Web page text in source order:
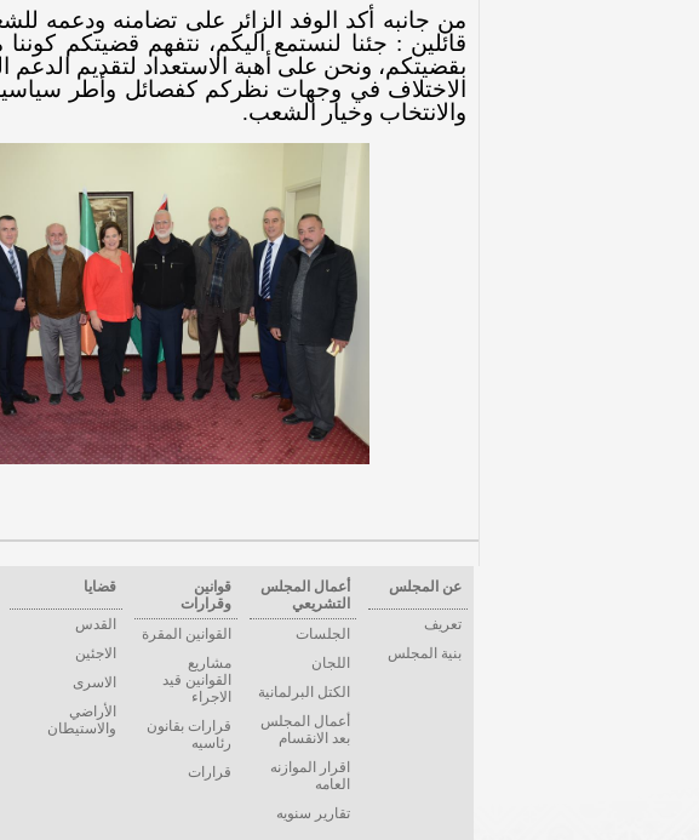
من جانبه أكد الوفد الزائر على تضامنه ودعمه
قائلين : جئنا لنستمع اليكم، نتفهم قضيتكم
بقضيتكم، ونحن على أهبة الاستعداد لتقديم
الاختلاف في وجهات نظركم كفصائل وأطر
والانتخاب وخيار الشعب.
عن المجلس
تعريف
بنية المجلس
أعمال المجلس
التشريعي
الجلسات
اللجان
الكتل البرلمانية
أعمال المجلس
بعد الانقسام
اقرار الموازنه
العامه
تقارير سنويه
قوانين
وقرارات
القوانين المقرة
مشاريع
القوانين قيد
الاجراء
قرارات بقانون
رئاسيه
قرارات
قضايا
القدس
الاجئين
الاسرى
الأراضي
والاستيطان